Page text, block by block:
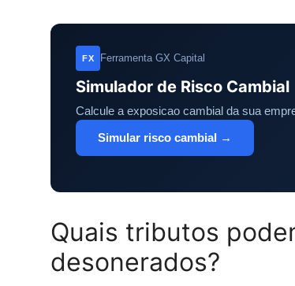
FX Ferramenta GX Capital
Simulador de Risco Cambial
Calcule a exposicao cambial da sua
Simular risco cambial →
Quais tributos
desonerados?